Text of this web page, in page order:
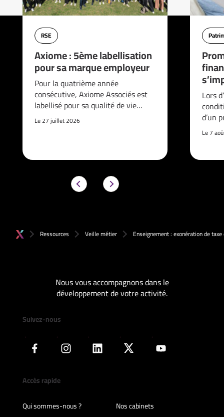
RSE
Axiome : 5ème labellisation
pour sa marque employeur
Pour la quatrième année
consécutive, Axiome Associés est
labellisé pour sa qualité de vie…
Le 27 juillet 2026
Lors
d’un
Le 7
Ressources Veille métier Enseignement : exonération de
Nous vous accompagnons dans le
développement de votre activité.
Suivez-nous
Accès rapide
Qui sommes-nous ?
Nos cabinets